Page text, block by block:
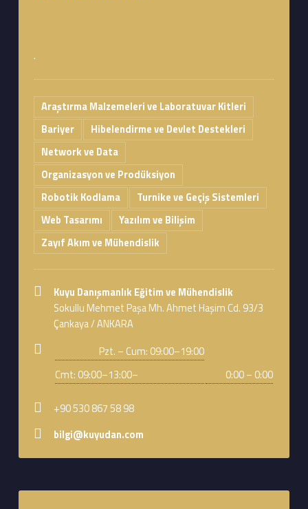
.
Araştırma Malzemeleri ve Laboratuvar Kitleri
Bariyer
Hibelendirme ve Devlet Destekleri
Network ve Data
Organizasyon ve Prodüksiyon
Robotik Kodlama
Turnike ve Geçiş Sistemleri
Web Tasarımı
Yazılım ve Bilişim
Zayıf Akım ve Mühendislik
Address:
Kuyu Danışmanlık Eğitim ve Mühendislik
Sokullu Mehmet Paşa Mh. Ahmet Haşim Cd. 93/3
Çankaya / ANKARA
Pzt. – Cum: 09:00–19:00
Cmt: 09:00–13:00–
0:00 – 0:00
Phone number:
+90 530 867 58 98
Email address:
bilgi@kuyudan.com